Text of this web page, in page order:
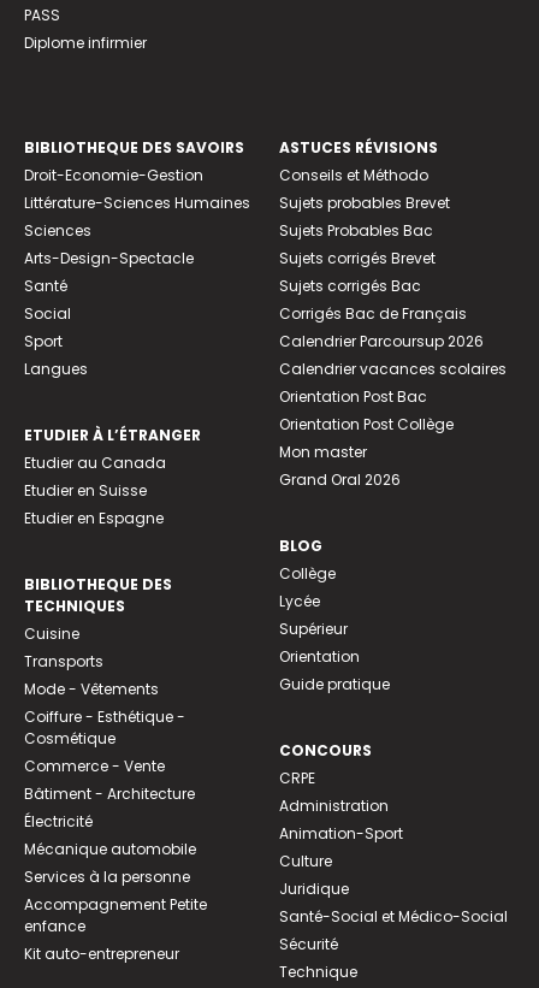
PASS
Diplome infirmier
BIBLIOTHEQUE DES SAVOIRS
Droit-Economie-Gestion
Littérature-Sciences Humaines
Sciences
Arts-Design-Spectacle
Santé
Social
Sport
Langues
ETUDIER À L’ÉTRANGER
Etudier au Canada
Etudier en Suisse
Etudier en Espagne
BIBLIOTHEQUE DES
TECHNIQUES
Cuisine
Transports
Mode - Vêtements
Coiffure - Esthétique -
Cosmétique
Commerce - Vente
Bâtiment - Architecture
Électricité
Mécanique automobile
Services à la personne
Accompagnement Petite
enfance
Kit auto-entrepreneur
ASTUCES RÉVISIONS
Conseils et Méthodo
Sujets probables Brevet
Sujets Probables Bac
Sujets corrigés Brevet
Sujets corrigés Bac
Corrigés Bac de Français
Calendrier Parcoursup 2026
Calendrier vacances scolaires
Orientation Post Bac
Orientation Post Collège
Mon master
Grand Oral 2026
BLOG
Collège
Lycée
Supérieur
Orientation
Guide pratique
CONCOURS
CRPE
Administration
Animation-Sport
Culture
Juridique
Santé-Social et Médico-Social
Sécurité
Technique